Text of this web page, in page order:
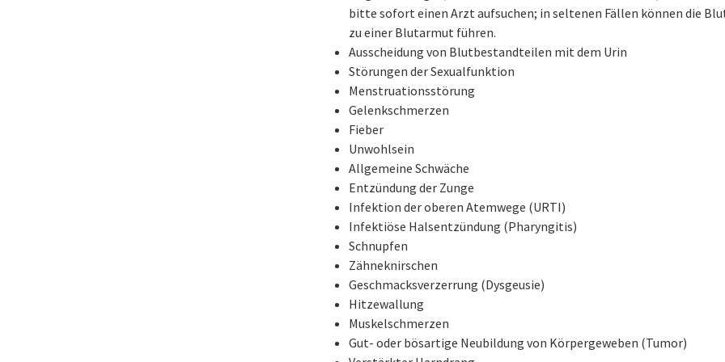
bitte sofort einen Arzt aufsuchen; in seltenen Fällen können die
zu einer Blutarmut führen.
Ausscheidung von Blutbestandteilen mit dem Urin
Störungen der Sexualfunktion
Menstruationsstörung
Gelenkschmerzen
Fieber
Unwohlsein
Allgemeine Schwäche
Entzündung der Zunge
Infektion der oberen Atemwege (URTI)
Infektiöse Halsentzündung (Pharyngitis)
Schnupfen
Zähneknirschen
Geschmacksverzerrung (Dysgeusie)
Hitzewallung
Muskelschmerzen
Gut- oder bösartige Neubildung von Körpergeweben (Tumor)